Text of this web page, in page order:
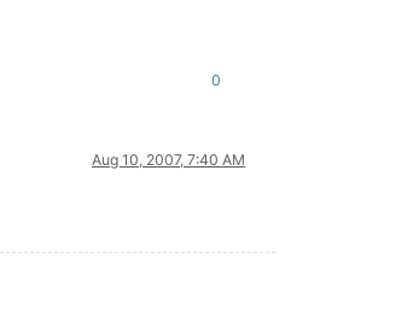
0
Aug 10, 2007, 7:40 AM